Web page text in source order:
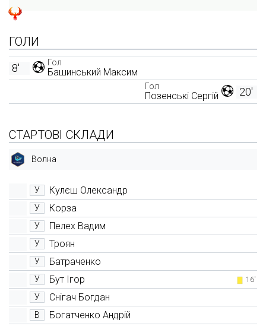
ГОЛИ
Гол
Башинський Максим
8'
20'
Гол
Позенські Сергій
СТАРТОВІ СКЛАДИ
Волна
У Кулєш Олександр
У Корза
У Пелех Вадим
У Троян
У Батраченко
У Бут Ігор 16'
У Снігач Богдан
В Богатченко Андрій